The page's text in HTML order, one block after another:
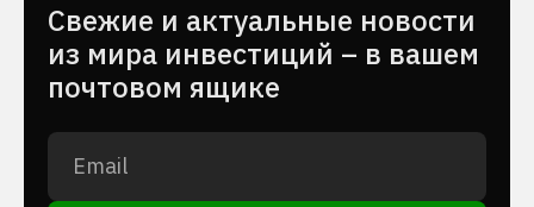
Cвежие и актуальные новости
из мира инвестиций – в вашем
почтовом ящике